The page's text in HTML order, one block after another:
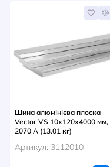
Шина алюмінієва плоска
Vector VS 10х120х4000 мм,
2070 А (13.01 кг)
Артикул: 3112010